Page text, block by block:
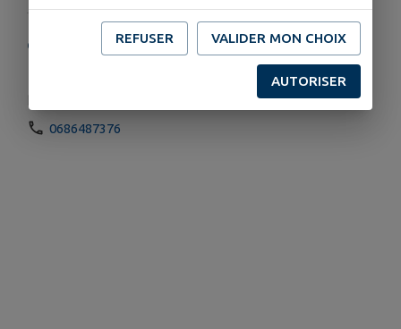
COORDONNÉES
jeanclaudepaumier72@gmail.com
0686487376
REFUSER VALIDER MON CHOIX
AUTORISER